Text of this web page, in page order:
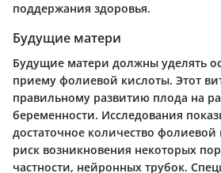
поддержания здоровья.
Будущие матери
Будущие матери должны уделять
приему фолиевой кислоты. Этот
правильному развитию плода на
беременности. Исследования
достаточное количество
риск возникновения некоторых
частности, нейронных трубок.